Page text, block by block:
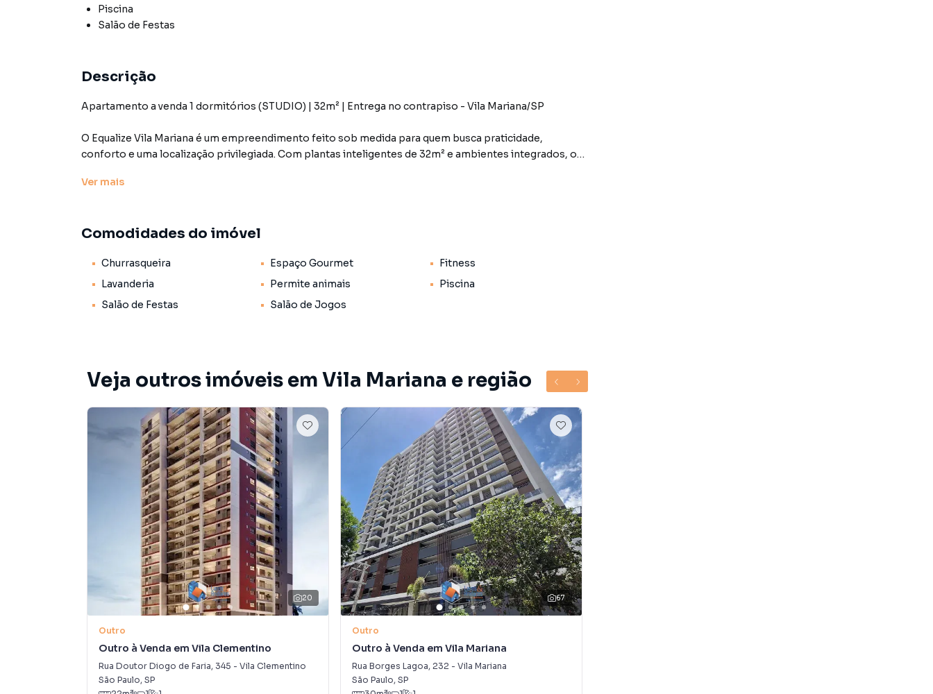
Piscina
Salão de Festas
Descrição
Apartamento a venda 1 dormitórios (STUDIO) | 32m² | Entrega no contrapiso - Vila Mariana/SP
O Equalize Vila Mariana é um empreendimento feito sob medida para quem busca praticidade,
conforto e uma localização privilegiada. Com plantas inteligentes de 32m² e ambientes integrados, o
desejadas de São Paulo.
precisa no dia a dia:
Próxima a 2 estações de metrô
Hospitais de referência na região
Ao lado do Shopping Santa Cruz
A poucos minutos do Parque Ibirapuera e Parque da Aclimação
Bares, restaurantes, supermercados e muito mais ao redor
Lazer e comodidade pensados para todos os estilos de vida:
Salão de Festas
Espaço Gourmet
Churrasqueira
Meeting Room
Bicicletário
Ver mais
Comodidades do imóvel
Churrasqueira Espaço Gourmet
Fitness
Lavanderia
Permite animais
Piscina
Salão de Festas
Salão de Jogos
Veja outros imóveis em Vila Mariana e região
20
Outro
Outro à Venda em Vila Clementino
Rua Doutor Diogo de Faria, 345 - Vila Clementino
São Paulo, SP
67
Outro
Outro à Venda em Vila Mariana
Rua Borges Lagoa, 232 - Vila Mariana
São Paulo, SP